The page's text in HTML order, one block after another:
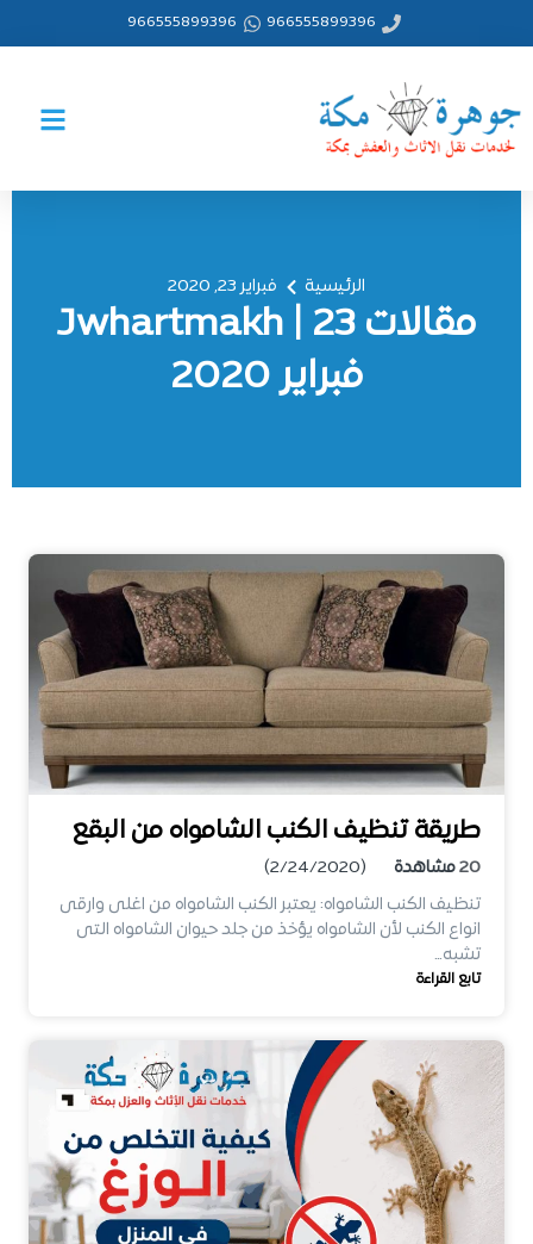
966555899396
966555899396
الرئيسية فبراير 23, 2020
مقالات Jwhartmakh | 23
فبراير 2020
طريقة تنظيف الكنب الشامواه من البقع
20مشاهدة
(2/24/2020)
تنظيف الكنب الشامواه: يعتبر الكنب الشامواه من اغلى وارقى
انواع الكنب لأن الشامواه يؤخذ من جلد حيوان الشامواه التى
تشبه…
تابع القراءة